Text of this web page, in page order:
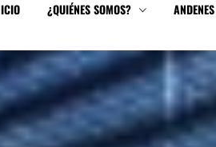
¿QUIÉNES SOMOS?